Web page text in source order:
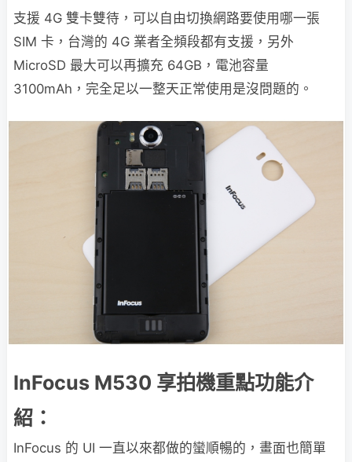
支援 4G 雙卡雙待，可以自由切換網路要使用哪一張
SIM 卡，台灣的 4G 業者全頻段都有支援，另外
MicroSD 最大可以再擴充 64GB，電池容量
3100mAh，完全足以一整天正常使用是沒問題的。
InFocus M530 享拍機重點功能介
紹：
InFocus 的 UI 一直以來都做的蠻順暢的，畫面也簡單